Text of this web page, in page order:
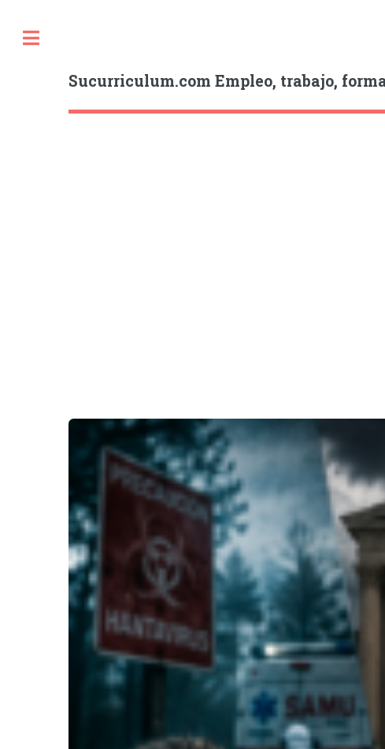
Sucurriculum.com Empleo, trabajo,